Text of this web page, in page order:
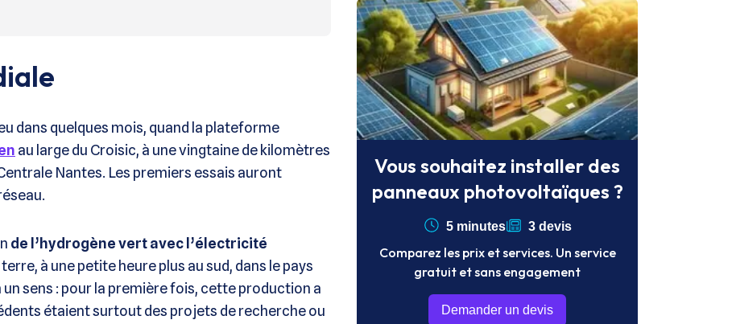
dans quelques mois, quand la plateforme
au large du Croisic, à une vingtaine de kilomètres
Nantes. Les premiers essais auront
de l’hydrogène vert avec l’électricité
terre, à une petite heure plus au sud, dans le pays
sens : pour la première fois, cette production a
étaient surtout des projets de recherche ou
Vous souhaitez installer des
panneaux photovoltaïques ?
5 minutes 3 devis
Comparez les prix et services. Un service
gratuit et sans engagement
Demander un devis